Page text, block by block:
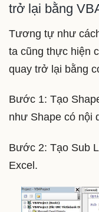
trở lại bằng
Tương tự như
ta cũng thực hiện
quay trở lại bằng
Bước 1: Tạo
như Shape có nội
Bước 2: Tạo Sub
Excel.